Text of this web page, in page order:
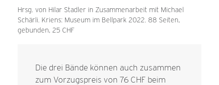
Hrsg. von Hilar Stadler in Zusammenarbeit mit Michael
Schärli. Kriens: Museum im Bellpark 2022. 88 Seiten,
gebunden, 25 CHF
Die drei Bände können auch zusammen
zum Vorzugspreis von 76 CHF beim